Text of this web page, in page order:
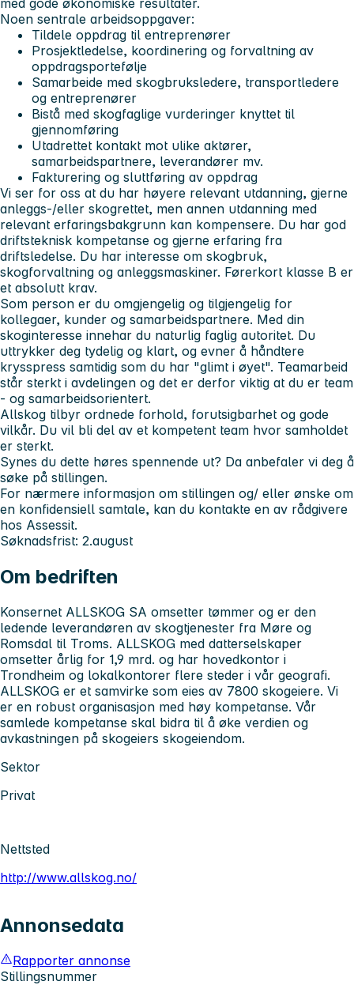
Noen sentrale arbeidsoppgaver:
Tildele oppdrag til entreprenører
Prosjektledelse, koordinering og forvaltning av
oppdragsportefølje
Samarbeide med skogbruksledere, transportledere
og entreprenører
Bistå med skogfaglige vurderinger knyttet til
gjennomføring
Utadrettet kontakt mot ulike aktører,
samarbeidspartnere, leverandører mv.
Fakturering og sluttføring av oppdrag
Vi ser for oss at du har høyere relevant utdanning, gjerne
anleggs-/eller skogrettet, men annen utdanning med
relevant erfaringsbakgrunn kan kompensere. Du har god
driftsteknisk kompetanse og gjerne erfaring fra
driftsledelse. Du har interesse om skogbruk,
skogforvaltning og anleggsmaskiner. Førerkort klasse B er
et absolutt krav.
Som person er du omgjengelig og tilgjengelig for
kollegaer, kunder og samarbeidspartnere. Med din
skoginteresse innehar du naturlig faglig autoritet. Du
uttrykker deg tydelig og klart, og evner å håndtere
krysspress samtidig som du har "glimt i øyet". Teamarbeid
står sterkt i avdelingen og det er derfor viktig at du er team
- og samarbeidsorientert.
Allskog tilbyr ordnede forhold, forutsigbarhet og gode
vilkår. Du vil bli del av et kompetent team hvor samholdet
er sterkt.
Synes du dette høres spennende ut? Da anbefaler vi deg å
søke på stillingen.
For nærmere informasjon om stillingen og/ eller ønske om
en konfidensiell samtale, kan du kontakte en av rådgivere
hos Assessit.
Søknadsfrist: 2.august
Om bedriften
Konsernet ALLSKOG SA omsetter tømmer og er den
ledende leverandøren av skogtjenester fra Møre og
Romsdal til Troms. ALLSKOG med datterselskaper
omsetter årlig for 1,9 mrd. og har hovedkontor i
Trondheim og lokalkontorer flere steder i vår geografi.
ALLSKOG er et samvirke som eies av 7800 skogeiere. Vi
er en robust organisasjon med høy kompetanse. Vår
samlede kompetanse skal bidra til å øke verdien og
avkastningen på skogeiers skogeiendom.
Sektor
Privat
Nettsted
http://www.allskog.no/
Annonsedata
Rapporter annonse
Stillingsnummer